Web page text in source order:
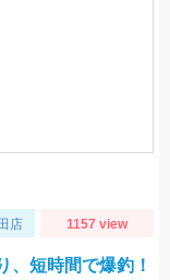
店 1157 view
、短時間で爆釣！